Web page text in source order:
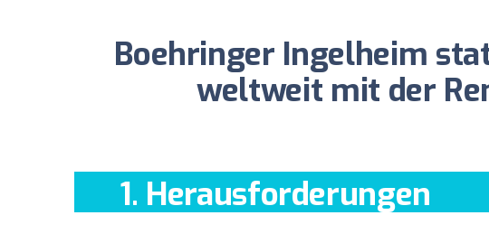
Boehringer Ingelheim
weltweit mit der
1. Herausforderungen